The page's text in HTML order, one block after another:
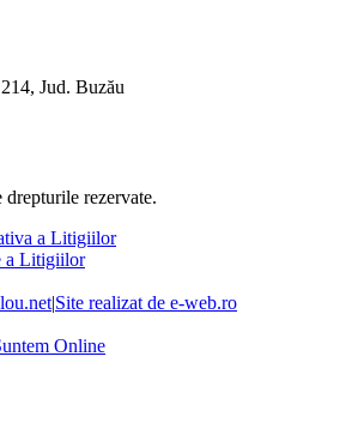
Jud. Buzău
drepturile rezervate.
|Site realizat de e-web.ro
Online